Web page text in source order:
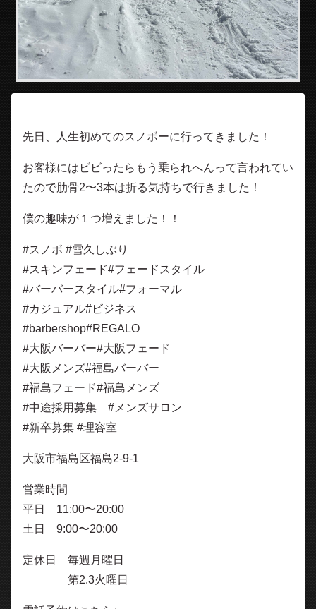
先日、人生初めてのスノボーに行ってきました！
お客様にはビビったらもう乗られへんって言われてい
たので肋骨2〜3本は折る気持ちで行きました！
僕の趣味が１つ増えました！！
#スノボ #雪久しぶり
#スキンフェード#フェードスタイル
#バーバースタイル#フォーマル
#カジュアル#ビジネス
#barbershop#REGALO
#大阪バーバー#大阪フェード
#大阪メンズ#福島バーバー
#福島フェード#福島メンズ
#中途採用募集 #メンズサロン
#新卒募集 #理容室
大阪市福島区福島2-9-1
営業時間
平日 11:00〜20:00
土日 9:00〜20:00
定休日 毎週月曜日
第2.3火曜日